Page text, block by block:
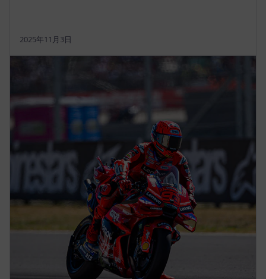
2025年11月3日